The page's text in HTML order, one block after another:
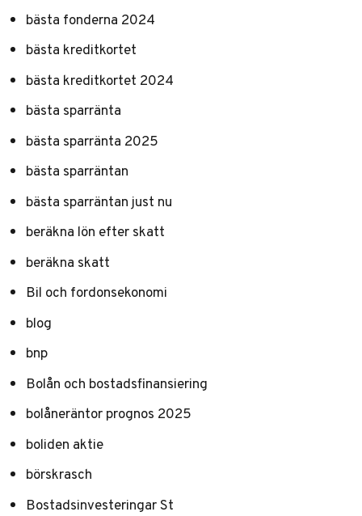
bästa fonderna 2024
bästa kreditkortet
bästa kreditkortet 2024
bästa sparränta
bästa sparränta 2025
bästa sparräntan
bästa sparräntan just nu
beräkna lön efter skatt
beräkna skatt
Bil och fordonsekonomi
blog
bnp
Bolån och bostadsfinansiering
bolåneräntor prognos 2025
boliden aktie
börskrasch
Bostadsinvesteringar St